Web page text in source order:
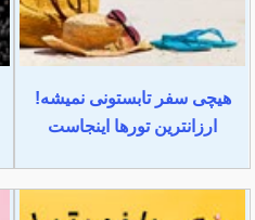
هیچی سفر تابستونی نمیشه!
ارزانترین تورها اینجاست